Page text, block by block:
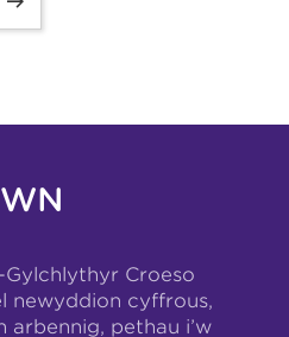
Croeso
newyddion cyffrous,
pethau i’w